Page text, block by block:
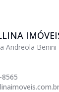
Andreola Benini